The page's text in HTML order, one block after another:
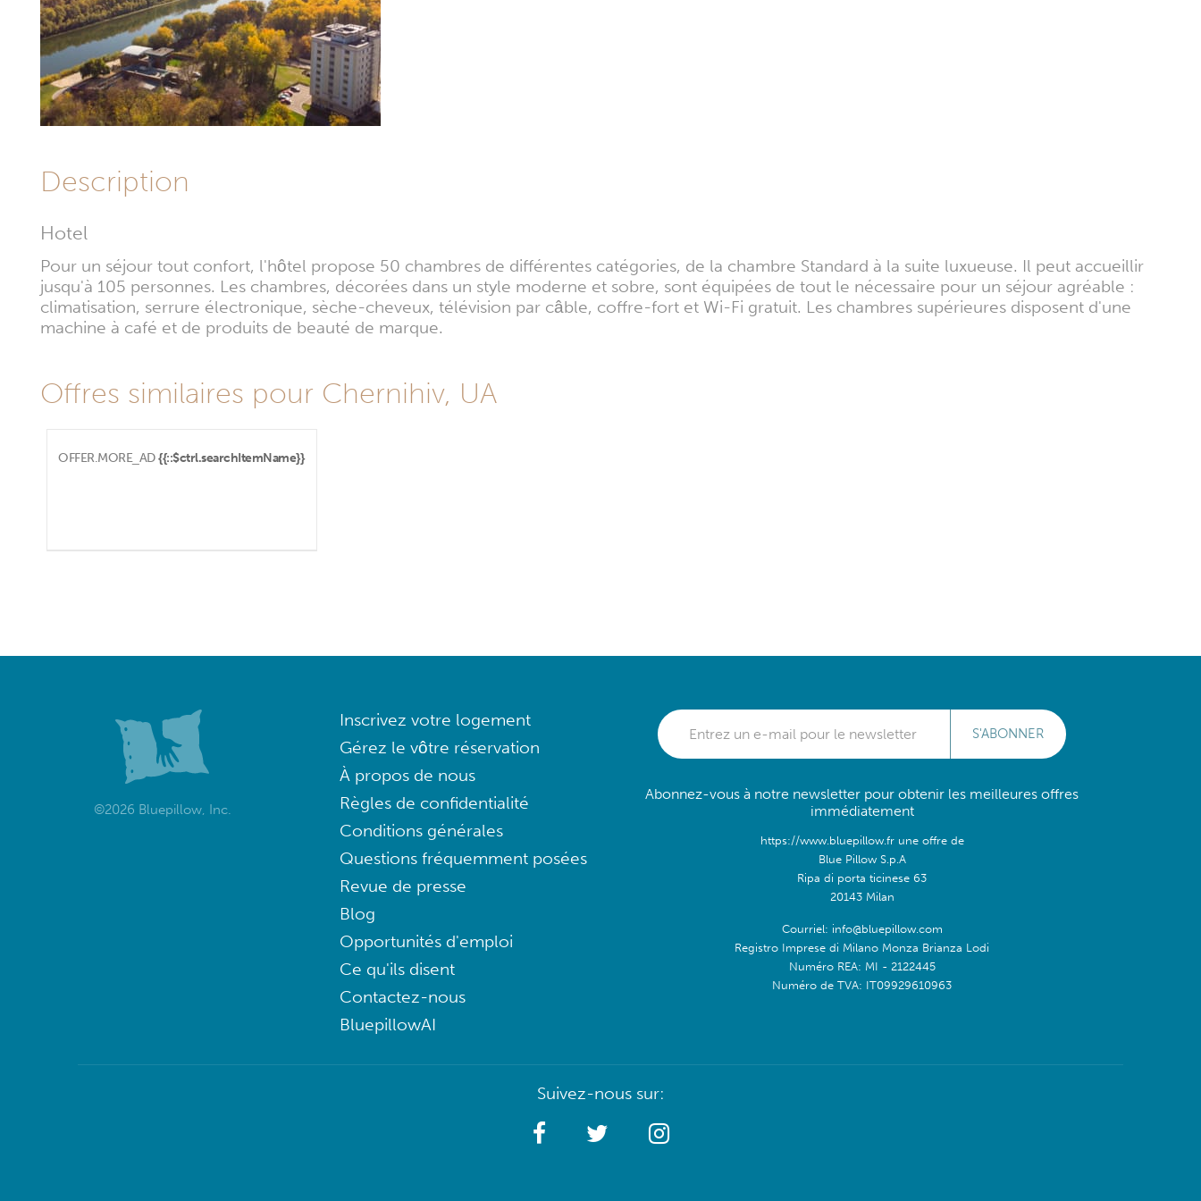
Description
Hotel
Pour un séjour tout confort, l'hôtel propose 50 chambres de différentes catégories, de la chambre Standard à la suite luxueuse. Il peut accueillir
jusqu'à 105 personnes. Les chambres, décorées dans un style moderne et sobre, sont équipées de tout le nécessaire pour un séjour agréable :
climatisation, serrure électronique, sèche-cheveux, télévision par câble, coffre-fort et Wi-Fi gratuit. Les chambres supérieures disposent d'une
machine à café et de produits de beauté de marque.
Offres similaires pour Chernihiv, UA
OFFER.MORE_AD {{::$ctrl.searchItemName}}
©2026 Bluepillow, Inc.
Inscrivez votre logement
Gérez le vôtre réservation
À propos de nous
Règles de confidentialité
Conditions générales
Questions fréquemment posées
Revue de presse
Blog
Opportunités d'emploi
Ce qu'ils disent
Contactez-nous
BluepillowAI
S'ABONNER
Abonnez-vous à notre newsletter pour obtenir les meilleures offres
immédiatement
https://www.bluepillow.fr une offre de
Blue Pillow S.p.A
Ripa di porta ticinese 63
20143 Milan
Courriel: info@bluepillow.com
Registro Imprese di Milano Monza Brianza Lodi
Numéro REA: MI - 2122445
Numéro de TVA: IT09929610963
Suivez-nous sur: